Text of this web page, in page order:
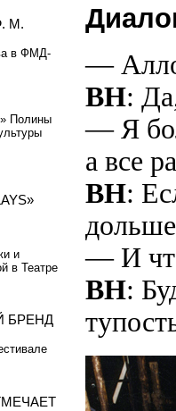
—
ВН:
— Я
а все
ВН:
— И
ВН:
М.
в ФМД-
Полины
и
в Театре
БРЕНД